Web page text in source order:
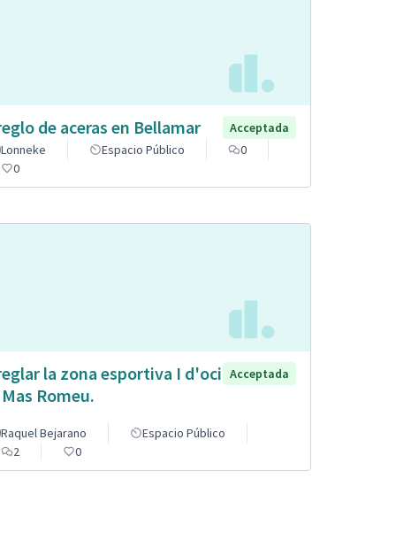
de aceras en Bellamar
Acceptada
Lonneke
Espacio Público
0
0
la zona esportiva I d'oci
Romeu.
Acceptada
Raquel Bejarano
Espacio Público
2
0